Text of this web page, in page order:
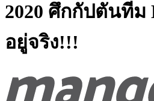
2020 ศึกกัปตันทีม
อยู่จริง!!!